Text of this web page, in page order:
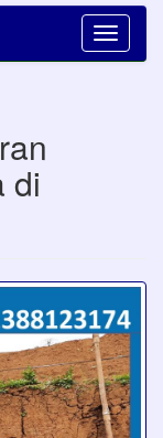
Toggle
di